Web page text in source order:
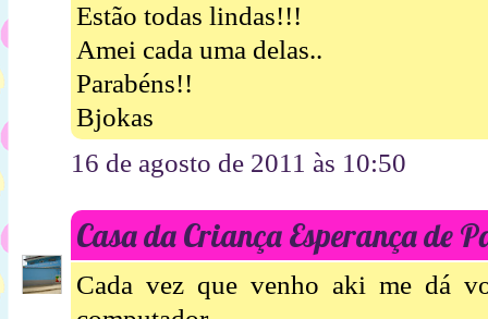
Estão todas lindas!!!
Amei cada uma delas..
Parabéns!!
Bjokas
16 de agosto de 2011 às 10:50
Casa da Criança Esperança de
Cada vez que venho aki me dá